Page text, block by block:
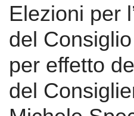
Elezioni per
del
per effetto
del